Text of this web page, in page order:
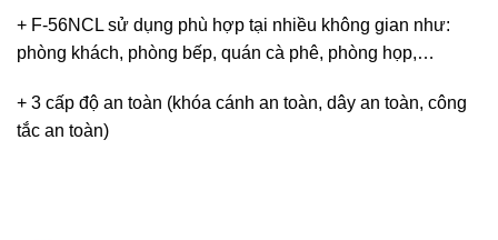
+ F-56NCL sử dụng phù hợp tại nhiều không gian như:
phòng khách, phòng bếp, quán cà phê, phòng họp,…
+ 3 cấp độ an toàn (khóa cánh an toàn, dây an toàn, công
tắc an toàn)